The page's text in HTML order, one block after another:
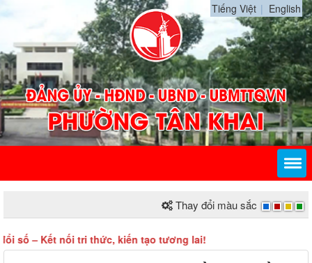
Tiếng Việt English
Thay đổi màu sắc
Kết nối tri thức, kiến tạo tương lai!